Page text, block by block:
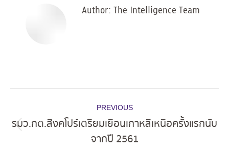
Author: The Intelligence Team
navigation
PREVIOUS
post:
รมว.กต.สิงคโปร์เตรียมเยือนเกาหลีเหนือครั้งแรกนับ
จากปี 2561